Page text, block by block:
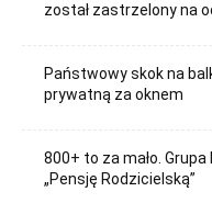
został zastrzelony na
Państwowy skok na
prywatną za oknem
800+ to za mało.
„Pensję Rodzicielską”